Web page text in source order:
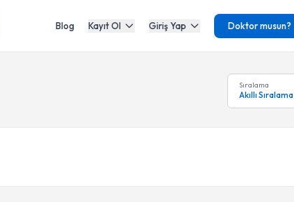
Blog Kayıt Ol Giriş Yap Doktor musun?
Sıralama
Akıllı Sıralama